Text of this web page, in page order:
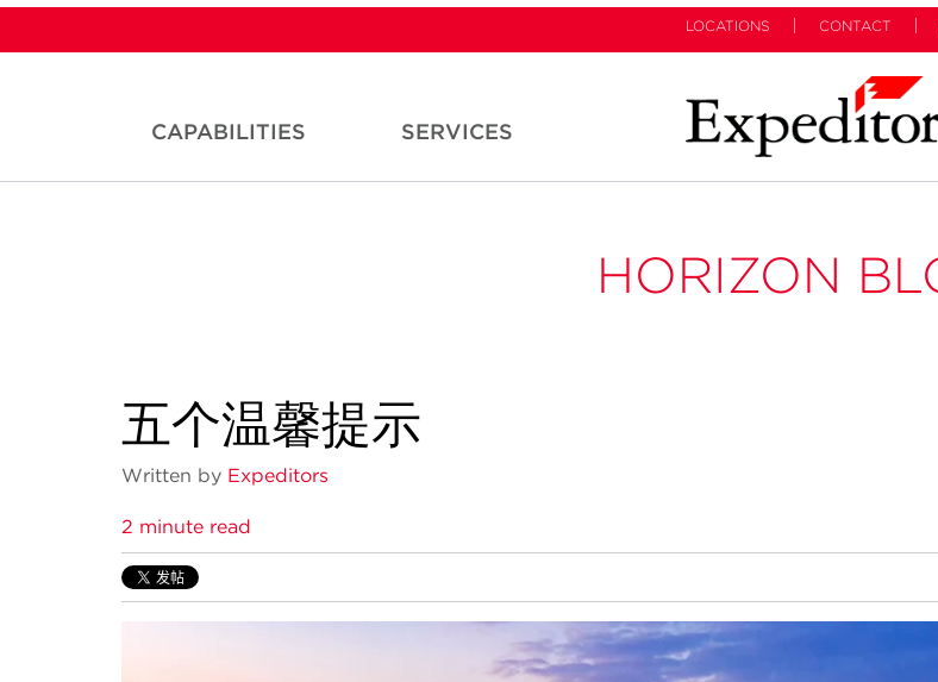
LOCATIONS CONTACT
CAPABILITIES SERVICES
HORIZON
五个温馨提示
Written by Expeditors
2 minute read